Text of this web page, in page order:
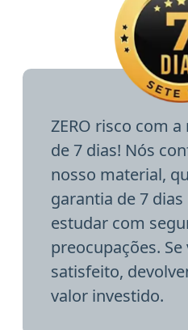
ZERO risco com
de 7 dias! Nós
nosso material,
garantia de 7
estudar com
preocupações.
satisfeito,
valor investido.